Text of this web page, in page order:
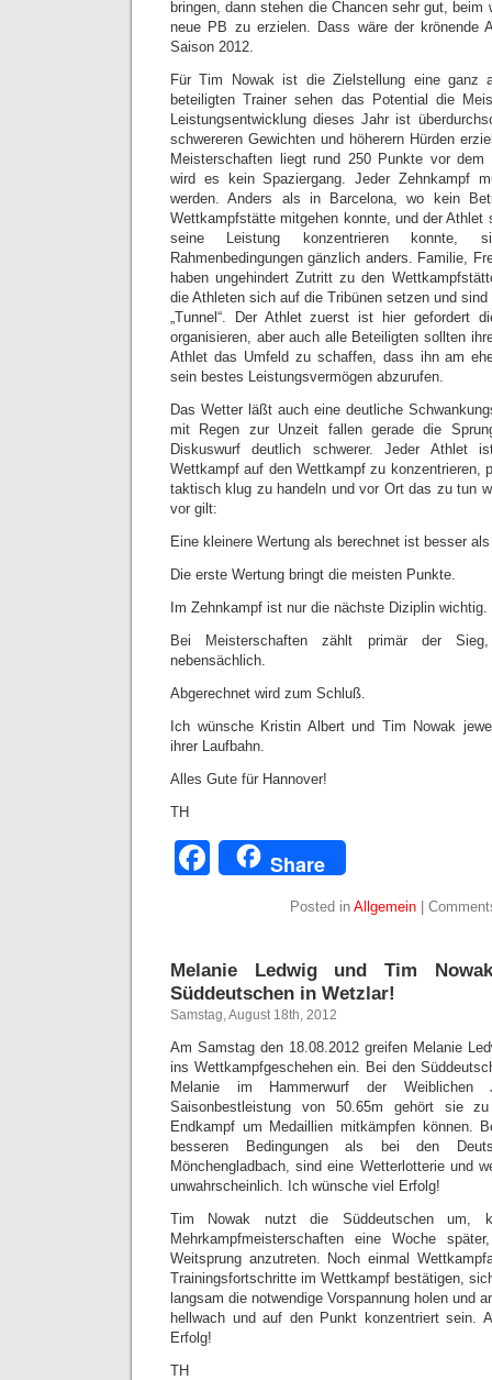
bringen, dann stehen die Chancen sehr gut,
neue PB zu erzielen. Dass wäre der krönende
Saison 2012.
Für Tim Nowak ist die Zielstellung eine ganz
beteiligten Trainer sehen das Potential die
Leistungsentwicklung dieses Jahr ist
schwereren Gewichten und höherern Hürden
Meisterschaften liegt rund 250 Punkte vor dem
wird es kein Spaziergang. Jeder Zehnkampf
werden. Anders als in Barcelona, wo kein
Wettkampfstätte mitgehen konnte, und der Athlet
seine Leistung konzentrieren konnte,
Rahmenbedingungen gänzlich anders. Familie,
haben ungehindert Zutritt zu den
die Athleten sich auf die Tribünen setzen und
„Tunnel“. Der Athlet zuerst ist hier gefordert
organisieren, aber auch alle Beteiligten sollten
Athlet das Umfeld zu schaffen, dass ihn am
sein bestes Leistungsvermögen abzurufen.
Das Wetter läßt auch eine deutliche
mit Regen zur Unzeit fallen gerade die
Diskuswurf deutlich schwerer. Jeder Athlet
Wettkampf auf den Wettkampf zu konzentrieren,
taktisch klug zu handeln und vor Ort das zu tun
vor gilt:
Eine kleinere Wertung als berechnet ist besser
Die erste Wertung bringt die meisten Punkte.
Im Zehnkampf ist nur die nächste Diziplin wichtig.
Bei Meisterschaften zählt primär der
nebensächlich.
Abgerechnet wird zum Schluß.
Ich wünsche Kristin Albert und Tim Nowak
ihrer Laufbahn.
Alles Gute für Hannover!
TH
Facebook
Share
Posted in Allgemein|
Melanie Ledwig und Tim
Süddeutschen in Wetzlar!
Samstag, August 18th, 2012
Am Samstag den 18.08.2012 greifen Melanie
ins Wettkampfgeschehen ein. Bei den
Melanie im Hammerwurf der
Saisonbestleistung von 50.65m gehört sie
Endkampf um Medaillien mitkämpfen können.
besseren Bedingungen als bei den
Mönchengladbach, sind eine Wetterlotterie und
unwahrscheinlich. Ich wünsche viel Erfolg!
Tim Nowak nutzt die Süddeutschen um,
Mehrkampfmeisterschaften eine Woche
Weitsprung anzutreten. Noch einmal
Trainingsfortschritte im Wettkampf bestätigen,
langsam die notwendige Vorspannung holen und
hellwach und auf den Punkt konzentriert sein.
Erfolg!
TH